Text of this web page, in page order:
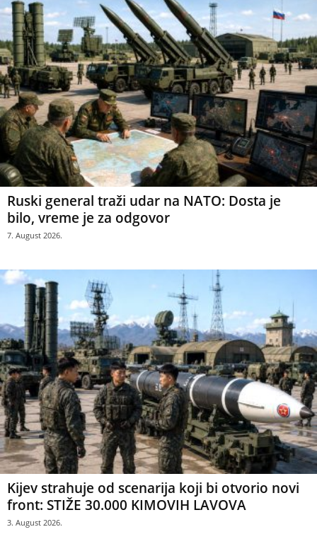
Ruski general traži udar na NATO: Dosta je
bilo, vreme je za odgovor
7. August 2026.
Kijev strahuje od scenarija koji bi otvorio novi
front: STIŽE 30.000 KIMOVIH LAVOVA
3. August 2026.